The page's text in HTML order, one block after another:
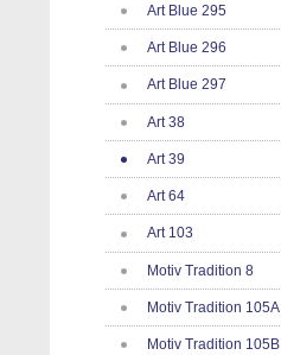
Art Blue 295
Art Blue 296
Art Blue 297
Art 38
Art 39
Art 64
Art 103
Motiv Tradition 8
Motiv Tradition 105A
Motiv Tradition 105B